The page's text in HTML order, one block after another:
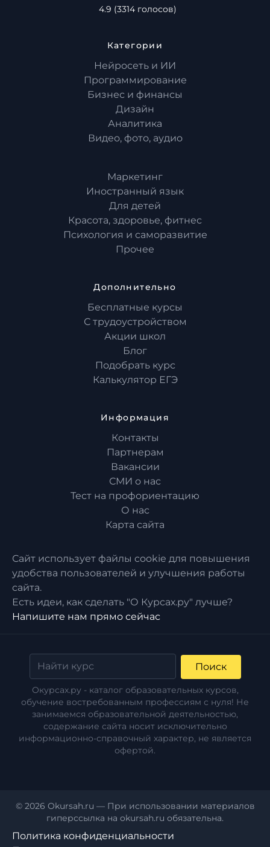
4.9 (3314голосов)
Категории
Нейросеть и ИИ
Программирование
Бизнес и финансы
Дизайн
Аналитика
Видео, фото, аудио
Маркетинг
Иностранный язык
Для детей
Красота, здоровье, фитнес
Психология и саморазвитие
Прочее
Дополнительно
Бесплатные курсы
С трудоустройством
Акции школ
Блог
Подобрать курс
Калькулятор ЕГЭ
Информация
Контакты
Партнерам
Вакансии
СМИ о нас
Тест на профориентацию
О нас
Карта сайта
Сайт использует файлы cookie для повышения
удобства пользователей и улучшения работы
сайта.
Есть идеи, как сделать "О Курсах.ру" лучше?
Напишите нам прямо сейчас
Поиск
Окурсах.ру - каталог образовательных курсов,
обучение востребованным профессиям с нуля! Не
занимаемся образовательной деятельностью,
содержание сайта носит исключительно
информационно-справочный характер, не является
офертой.
© 2026 Okursah.ru — При использовании материалов
гиперссылка на okursah.ru обязательна.
Политика конфиденциальности